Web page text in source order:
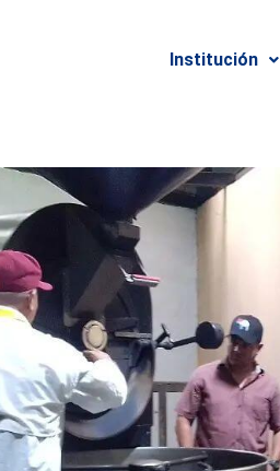
Institución